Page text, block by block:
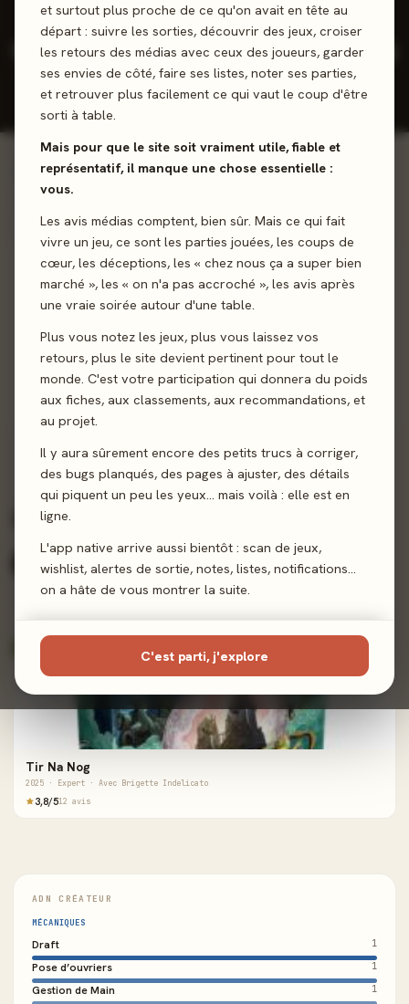
et surtout plus proche de ce qu'on avait en tête au
départ : suivre les sorties, découvrir des jeux, croiser
les retours des médias avec ceux des joueurs, garder
ses envies de côté, faire ses listes, noter ses parties,
et retrouver plus facilement ce qui vaut le coup d'être
sorti à table.
Mais pour que le site soit vraiment utile, fiable et
représentatif, il manque une chose essentielle :
vous.
Les avis médias comptent, bien sûr. Mais ce qui fait
vivre un jeu, ce sont les parties jouées, les coups de
cœur, les déceptions, les « chez nous ça a super bien
marché », les « on n'a pas accroché », les avis après
une vraie soirée autour d'une table.
Plus vous notez les jeux, plus vous laissez vos
retours, plus le site devient pertinent pour tout le
monde. C'est votre participation qui donnera du poids
aux fiches, aux classements, aux recommandations, et
au projet.
Il y aura sûrement encore des petits trucs à corriger,
des bugs planqués, des pages à ajuster, des détails
qui piquent un peu les yeux… mais voilà : elle est en
ligne.
L'app native arrive aussi bientôt : scan de jeux,
wishlist, alertes de sortie, notes, listes, notifications…
on a hâte de vous montrer la suite.
C'est parti, j'explore
JEUX CONÇUS
7
REVIEWS
3,8/5
NOTE
MOY.
2025
DERNIÈRE
INCONTOURNABLES
Œuvres majeures
Voir la ludographie →
71%
2025 · EXPERT · 1-5 J
Tir Na Nog
Ludographie complète
Tous (1) Expert (1)
RECOMMANDÉS 70–89%
Tir Na Nog
2025 · Expert · Avec Brigette Indelicato
3,8/512 avis
ADN CRÉATEUR
MÉCANIQUES
Draft 1
Pose d’ouvriers 1
Gestion de Main 1